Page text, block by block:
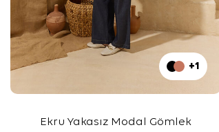
+1
Ekru Yakasız Modal Gömlek